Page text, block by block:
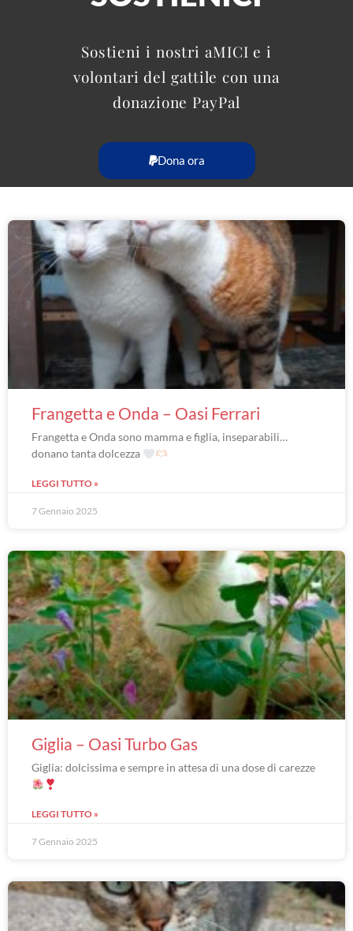
Sostieni i nostri aMICI e i
volontari del gattile con una
donazione PayPal
Dona ora
Frangetta e Onda – Oasi Ferrari
Frangetta e Onda sono mamma e figlia, inseparabili…
donano tanta dolcezza
LEGGI TUTTO »
7 Gennaio 2025
Giglia – Oasi Turbo Gas
Giglia: dolcissima e sempre in attesa di una dose di carezze
LEGGI TUTTO »
7 Gennaio 2025